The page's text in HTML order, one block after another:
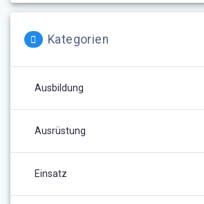
Kategorien
Ausbildung
Ausrüstung
Einsatz